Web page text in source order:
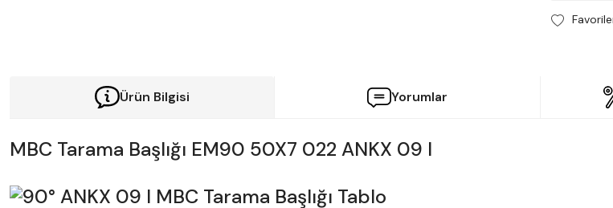
Ürün Bilgisi Yorumlar
MBC Tarama Başlığı EM90 50X7 022 ANKX 09 I